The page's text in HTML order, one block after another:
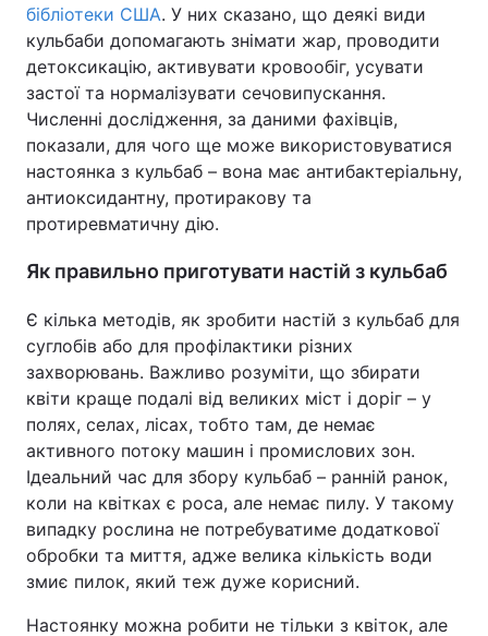
бібліотеки США. У них сказано, що деякі види
кульбаби допомагають знімати жар, проводити
детоксикацію, активувати кровообіг, усувати
застої та нормалізувати сечовипускання.
Численні дослідження, за даними фахівців,
показали, для чого ще може використовуватися
настоянка з кульбаб – вона має антибактеріальну,
антиоксидантну, протиракову та
протиревматичну дію.
Як правильно приготувати настій з кульбаб
Є кілька методів, як зробити настій з кульбаб для
суглобів або для профілактики різних
захворювань. Важливо розуміти, що збирати
квіти краще подалі від великих міст і доріг – у
полях, селах, лісах, тобто там, де немає
активного потоку машин і промислових зон.
Ідеальний час для збору кульбаб – ранній ранок,
коли на квітках є роса, але немає пилу. У такому
випадку рослина не потребуватиме додаткової
обробки та миття, адже велика кількість води
змиє пилок, який теж дуже корисний.
Настоянку можна робити не тільки з квіток, але